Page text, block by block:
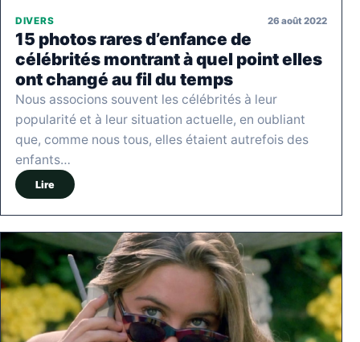
DIVERS 26 août 2022
15 photos rares d’enfance de
célébrités montrant à quel point elles
ont changé au fil du temps
Nous associons souvent les célébrités à leur
popularité et à leur situation actuelle, en oubliant
que, comme nous tous, elles étaient autrefois des
enfants…
Lire